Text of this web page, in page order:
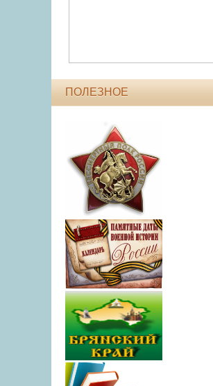
ПОЛЕЗНОЕ